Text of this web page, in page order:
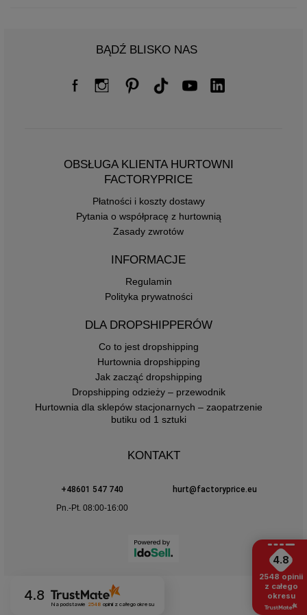
BĄDŹ BLISKO NAS
OBSŁUGA KLIENTA HURTOWNI
FACTORYPRICE
Płatności i koszty dostawy
Pytania o współpracę z hurtownią
Zasady zwrotów
INFORMACJE
Regulamin
Polityka prywatności
DLA DROPSHIPPERÓW
Co to jest dropshipping
Hurtownia dropshipping
Jak zacząć dropshipping
Dropshipping odzieży – przewodnik
Hurtownia dla sklepów stacjonarnych – zaopatrzenie
butiku od 1 sztuki
KONTAKT
+48601 547 740
hurt@factoryprice.eu
Pn.-Pt. 08:00-16:00
4.8
Na podstawie 2548 opinii z całego okresu
4.8
2548 opinii
z całego
okresu